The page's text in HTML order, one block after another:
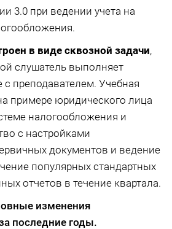
3.0 при ведении учета на
в виде сквозной задачи,
слушатель выполняет
преподавателем. Учебная
примере юридического лица
налогообложения и
с настройками
документов и ведение
популярных стандартных
отчетов в течение квартала.
изменения
последние годы.